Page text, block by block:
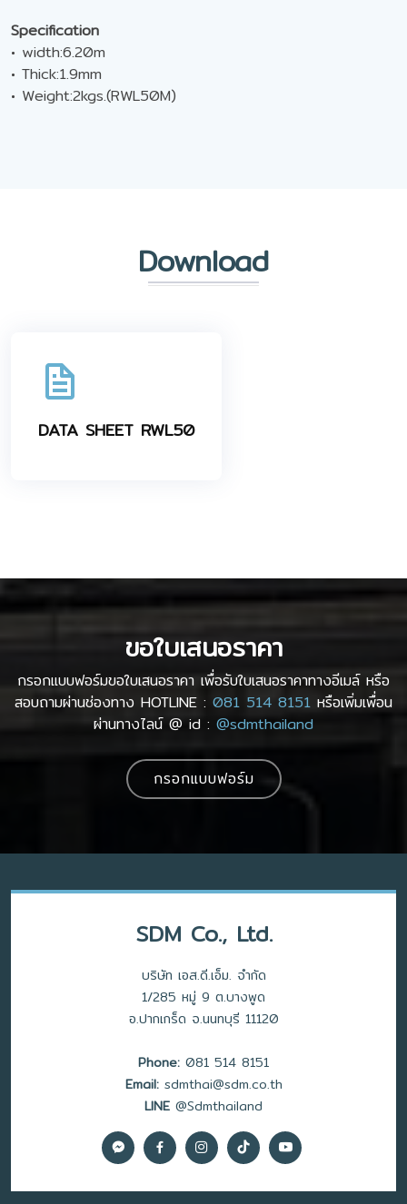
Specification
• width:6.20m
• Thick:1.9mm
• Weight:2kgs.(RWL50M)
Download
DATA SHEET RWL50
ขอใบเสนอราคา
กรอกแบบฟอร์มขอใบเสนอราคา เพื่อรับใบเสนอราคาทางอีเมล์ หรือ
สอบถามผ่านช่องทาง HOTLINE : 081 514 8151 หรือเพิ่มเพื่อน
ผ่านทางไลน์ @ id : @sdmthailand
กรอกแบบฟอร์ม
SDM Co., Ltd.
บริษัท เอส.ดี.เอ็ม. จำกัด
1/285 หมู่ 9 ต.บางพูด
อ.ปากเกร็ด จ.นนทบุรี 11120
Phone: 081 514 8151
Email:sdmthai@sdm.co.th
LINE @Sdmthailand